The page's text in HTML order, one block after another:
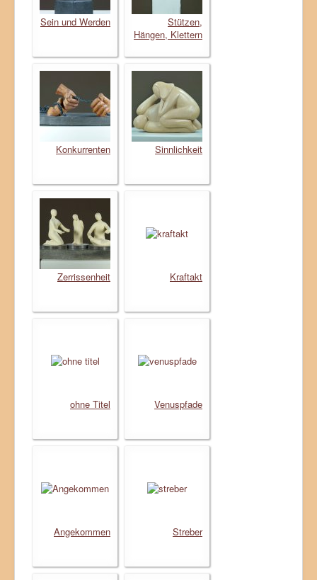
Sein und Werden
Stützen,
Hängen, Klettern
Konkurrenten Sinnlichkeit
Zerrissenheit Kraftakt
ohne Titel Venuspfade
Angekommen Streber